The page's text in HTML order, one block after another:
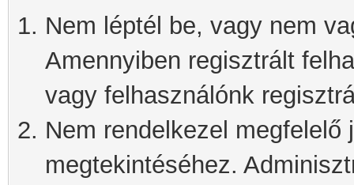
Nem léptél be, vagy nem
Amennyiben regisztrált
vagy felhasználónk
Nem rendelkezel megfelelő
megtekintéséhez.